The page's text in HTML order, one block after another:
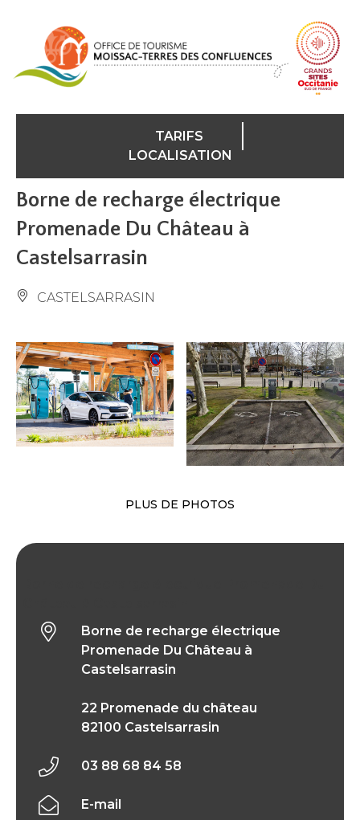
TARIFS
LOCALISATION
Borne de recharge électrique
Promenade Du Château à
Castelsarrasin
CASTELSARRASIN
PLUS DE PHOTOS
Borne de recharge électrique
Promenade Du Château à
Castelsarrasin
22 Promenade du château
82100 Castelsarrasin
03 88 68 84 58
E-mail